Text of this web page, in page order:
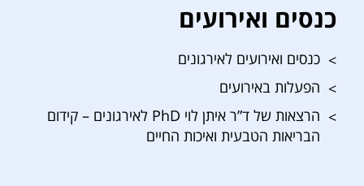
כנסים ואירועים
כנסים ואירועים לאירגונים
הפעלות באירועים
הרצאות של ד”ר איתן לוי PhD לאירגונים – קידום
הבריאות הטבעית ואיכות החיים